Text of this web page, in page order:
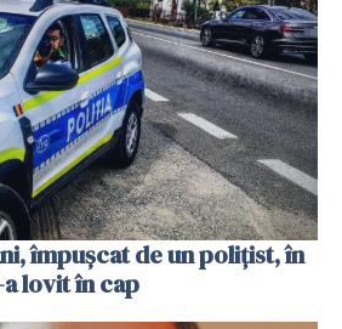
împușcat de un polițist, în
lovit în cap